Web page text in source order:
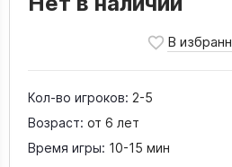
Кол-во игроков: 2-5
Возраст: от 6 лет
Время игры: 10-15 мин